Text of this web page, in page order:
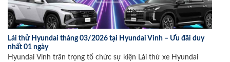
Lái thử Hyundai tháng 03/2026 tại Hyundai Vinh – Ưu đãi duy
nhất 01 ngày
Hyundai Vinh trân trọng tổ chức sự kiện Lái thử xe Hyundai